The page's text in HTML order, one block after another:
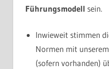
Führungsmodell sein.
Inwieweit stimmen
Normen mit
(sofern vorhanden)